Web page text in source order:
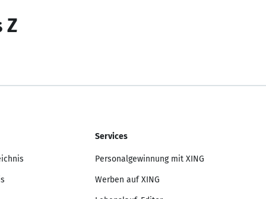
Z
Services
Personalgewinnung mit XING
Werben auf XING